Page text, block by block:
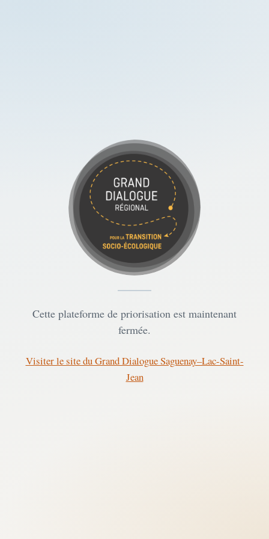
Cette plateforme de priorisation est maintenant
fermée.
Visiter le site du Grand Dialogue Saguenay–Lac-Saint-
Jean